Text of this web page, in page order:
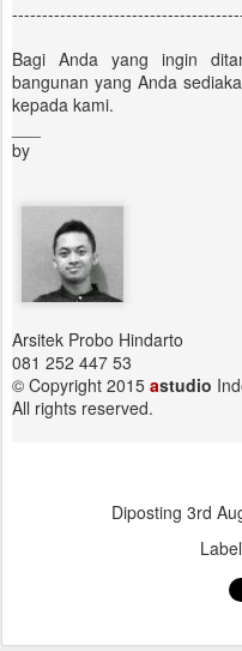
Bagi Anda yang ingin
bangunan yang Anda
kepada kami.
by
Arsitek Probo Hindarto
081 252 447 53
© Copyright 2015 astudio
All rights reserved.
Diposting 3rd